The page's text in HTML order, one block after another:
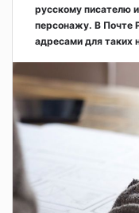
русскому писателю
персонажу. В Почте
адресами для таких